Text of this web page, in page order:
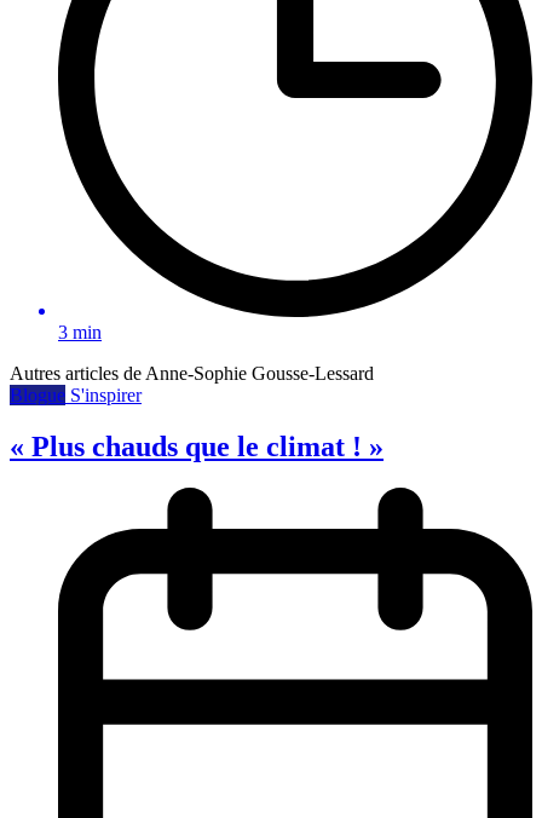
3 min
Autres articles de Anne-Sophie Gousse-Lessard
Blogue S'inspirer
« Plus chauds que le climat ! »